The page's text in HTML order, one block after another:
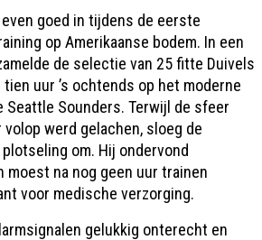
goed in tijdens de eerste
op Amerikaanse bodem. In een
de selectie van 25 fitte Duivels
uur ’s ochtends op het moderne
Seattle Sounders. Terwijl de sfeer
werd gelachen, sloeg de
om. Hij ondervond
na nog geen uur trainen
voor medische verzorging.
gelukkig onterecht en